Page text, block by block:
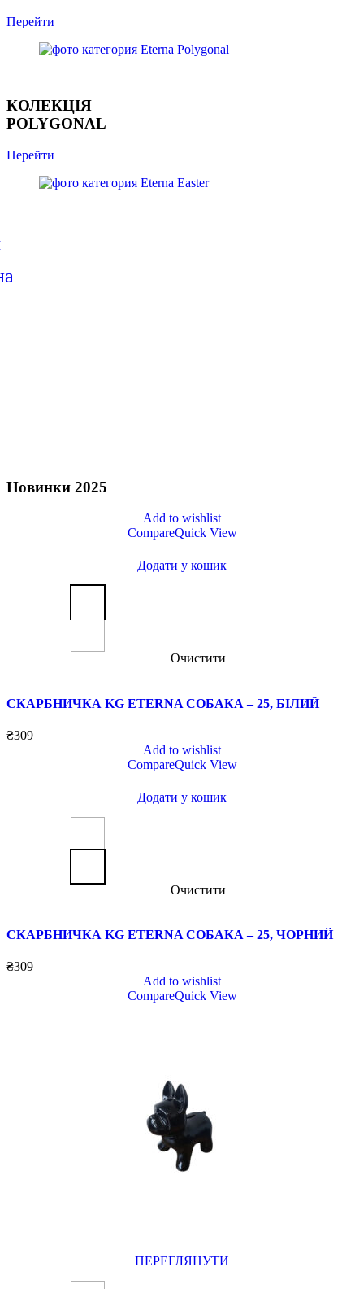
Перейти
КОЛЕКЦІЯ
POLYGONAL
Перейти
Новинки 2025
Add to wishlist
CompareQuick View
Додати у кошик
Очистити
СКАРБНИЧКА KG ETERNA СОБАКА – 25, БІЛИЙ
₴309
Add to wishlist
CompareQuick View
Додати у кошик
Очистити
СКАРБНИЧКА KG ETERNA СОБАКА – 25, ЧОРНИЙ
₴309
Add to wishlist
CompareQuick View
ПЕРЕГЛЯНУТИ